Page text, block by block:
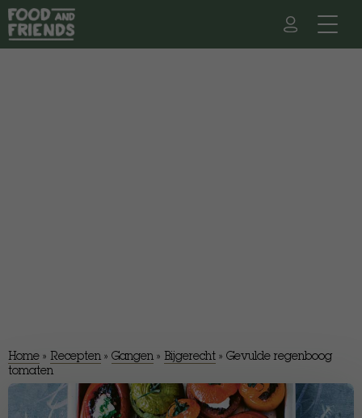
Home » Recepten » Gangen » Bijgerecht » Gevulde regenboog
tomaten